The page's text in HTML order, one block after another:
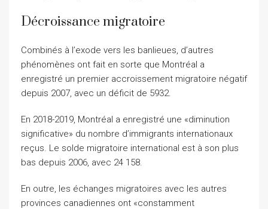
Décroissance migratoire
Combinés à l’exode vers les banlieues, d’autres
phénomènes ont fait en sorte que Montréal a
enregistré un premier accroissement migratoire négatif
depuis 2007, avec un déficit de 5932.
En 2018-2019, Montréal a enregistré une «diminution
significative» du nombre d’immigrants internationaux
reçus. Le solde migratoire international est à son plus
bas depuis 2006, avec 24 158.
En outre, les échanges migratoires avec les autres
provinces canadiennes ont «constamment